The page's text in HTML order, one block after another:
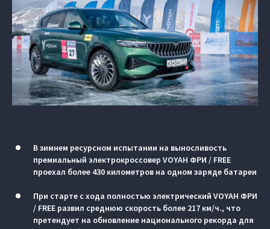
В зимнем ресурсном испытании на выносливость
премиальный электрокроссовер VOYAH ФРИ / FREE
проехал более 430 километров на одном заряде батареи
При старте с хода полностью электрический VOYAH ФРИ
/ FREE развил среднюю скорость более 217 км/ч., что
претендует на обновление национального рекорда для